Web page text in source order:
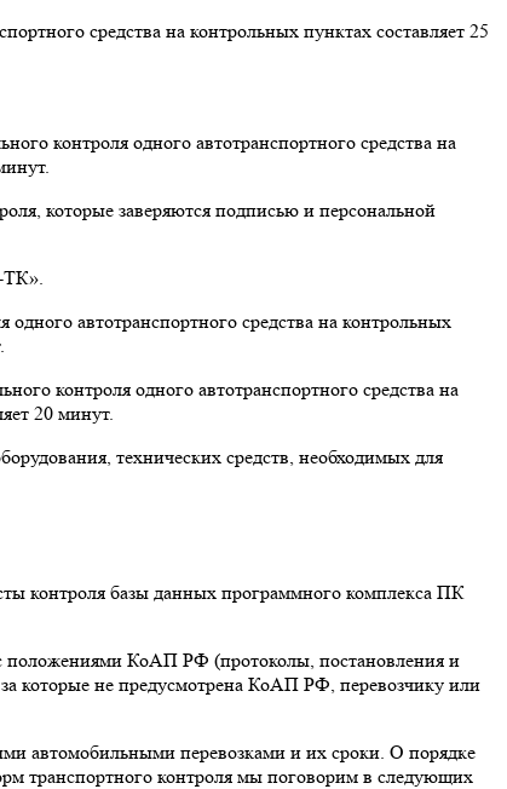
средства на контрольных пунктах составляет 25
контроля одного автотранспортного средства на
которые заверяются подписью и персональной
ТК».
автотранспортного средства на контрольных
контроля одного автотранспортного средства на
20 минут.
технических средств, необходимых для
контроля базы данных программного комплекса ПК
положениями КоАП РФ (протоколы, постановления и
которые не предусмотрена КоАП РФ, перевозчику или
автомобильными перевозками и их сроки. О порядке
транспортного контроля мы поговорим в следующих